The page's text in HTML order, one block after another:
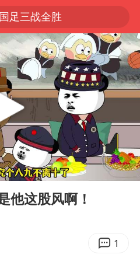
足三战全胜
男子结婚8年发现3个女儿均非亲生
海豚最新路径研判来了
OpenAI为免费用户升级GPT-5.6 Luna
制完成新版全月地质图
庆地铁吐血女孩
毛宁转发梯田音乐会视频海外网友赞叹
分地区可达40℃-45℃
巡查组提问 工作人员偷用手机查答案
02:32
他这股风啊！
1